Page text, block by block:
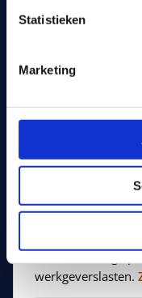
Statistieken
Marketing
Wil je liever een
Interim, ZZP of
Tijdelijke inzet,
Een zelfstandige
werkgeverslasten.